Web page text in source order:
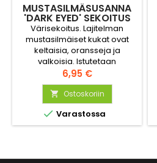
MUSTASILMÄSUSANNA
'DARK EYED' SEKOITUS
Värisekoitus. Lajitelman
mustasilmäiset kukat ovat
keltaisia, oransseja ja
valkoisia. Istutetaan
aurinkoiselle seinälle, aidan
viereen, pergolaan tai
ruukkuun.
Hinta
6,95 €
 Ostoskoriin
 Varastossa